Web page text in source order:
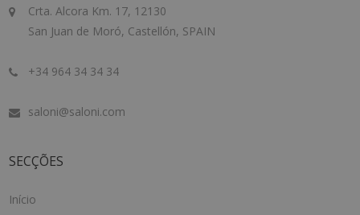
Crta. Alcora Km. 17, 12130
San Juan de Moró, Castellón, SPAIN
+34 964 34 34 34
saloni@saloni.com
SECÇÕES
Início